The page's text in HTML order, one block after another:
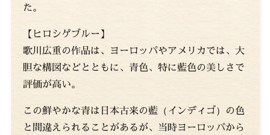
た。
【ヒロシゲブルー】
歌川広重の作品は、ヨーロッパやアメリカでは、大
胆な構図などとともに、青色、特に藍色の美しさで
評価が高い。
この鮮やかな青は日本古来の藍（インディゴ）の色
と間違えられることがあるが、当時ヨーロッパから